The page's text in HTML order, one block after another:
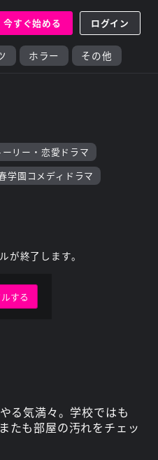
今すぐ始める ログイン
ホラー その他
リー・恋愛ドラマ
学園コメディドラマ
が終了します。
する
る気満々。学校ではも
たも部屋の汚れをチェッ